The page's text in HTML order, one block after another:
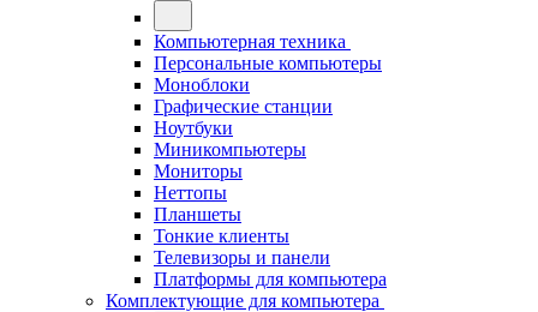
Компьютерная техника
Персональные компьютеры
Моноблоки
Графические станции
Ноутбуки
Миникомпьютеры
Мониторы
Неттопы
Планшеты
Тонкие клиенты
Телевизоры и панели
Платформы для компьютера
Комплектующие для компьютера